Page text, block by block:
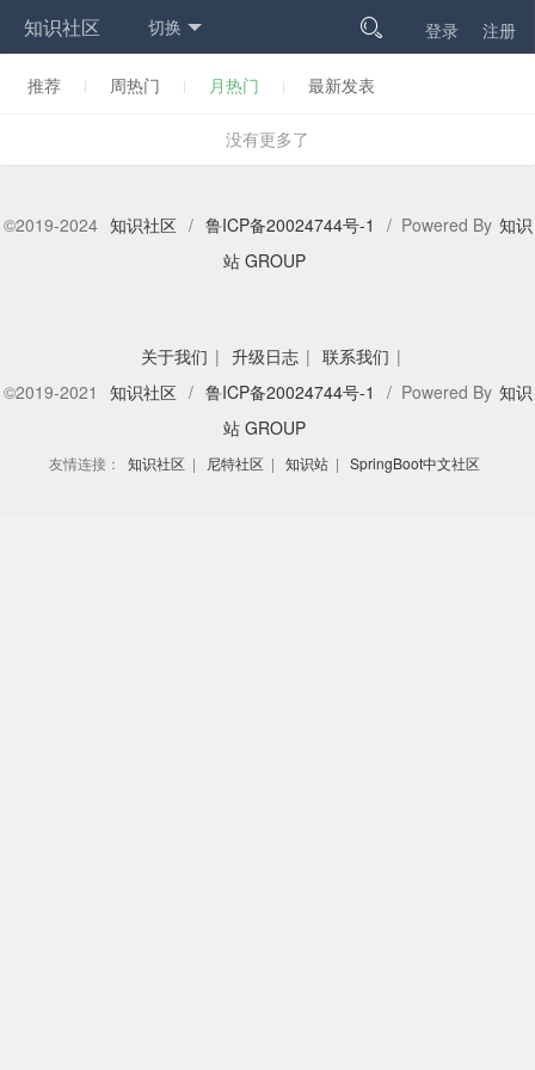
知识社区 切换  登录 注册
推荐 周热门 月热门 最新发表
没有更多了
©2019-2024 知识社区 / 鲁ICP备20024744号-1 / Powered By 知识
站 GROUP
关于我们 | 升级日志 | 联系我们 |
©2019-2021
知识社区 / 鲁ICP备20024744号-1 / Powered By 知识
站 GROUP
友情连接： 知识社区 | 尼特社区 | 知识站 | SpringBoot中文社区